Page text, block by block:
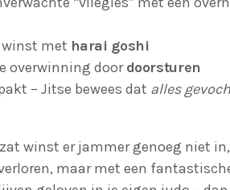
winst met harai goshi
overwinning doordoorsturen
– Jitse bewees dat alles
winst er jammer genoeg niet
maar met een